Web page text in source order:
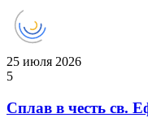
25 июля 2026
5
Сплав в честь св.